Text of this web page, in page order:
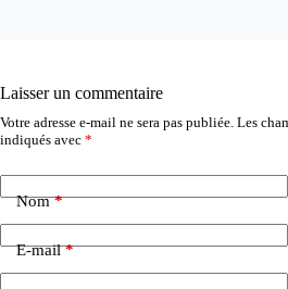
Laisser un commentaire
Votre adresse e-mail ne sera pas publiée. Les
indiqués avec *
Nom*
E-mail*